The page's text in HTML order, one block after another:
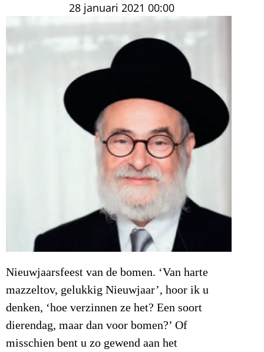
28 januari 2021 00:00
Nieuwjaarsfeest van de bomen. ‘Van harte
mazzeltov, gelukkig Nieuwjaar’, hoor ik u
denken, ‘hoe verzinnen ze het? Een soort
dierendag, maar dan voor bomen?’ Of
misschien bent u zo gewend aan het